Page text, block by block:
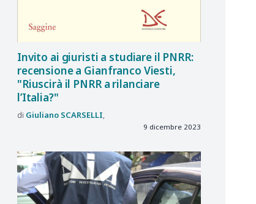
Invito ai giuristi a studiare il PNRR:
recensione a Gianfranco Viesti,
"Riuscirà il PNRR a rilanciare
l’Italia?"
Giuliano SCARSELLI
9 dicembre 2023